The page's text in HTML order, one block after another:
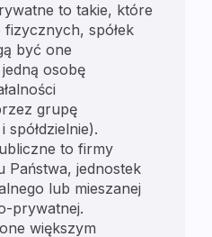
to takie, które
fizycznych, spółek
być one
osobę
grupę
spółdzielnie).
to firmy
Państwa, jednostek
lub mieszanej
prywatnej.
większym